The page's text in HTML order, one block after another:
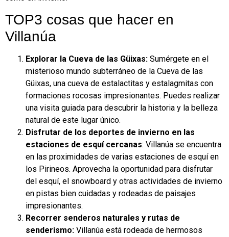
TOP3 cosas que hacer en
Villanúa
Explorar la Cueva de las Güixas: Sumérgete en el
misterioso mundo subterráneo de la Cueva de las
Güixas, una cueva de estalactitas y estalagmitas con
formaciones rocosas impresionantes. Puedes realizar
una visita guiada para descubrir la historia y la belleza
natural de este lugar único.
Disfrutar de los deportes de invierno en las
estaciones de esquí cercanas: Villanúa se encuentra
en las proximidades de varias estaciones de esquí en
los Pirineos. Aprovecha la oportunidad para disfrutar
del esquí, el snowboard y otras actividades de invierno
en pistas bien cuidadas y rodeadas de paisajes
impresionantes.
Recorrer senderos naturales y rutas de
senderismo: Villanúa está rodeada de hermosos